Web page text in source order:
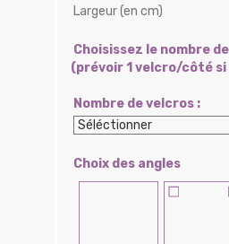
Choisissez le nombre
(prévoir 1 velcro/côté si
Nombre de velcros :
Choix des angles